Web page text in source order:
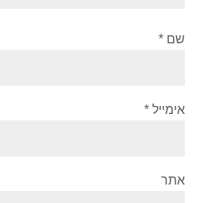
שם *
אימייל *
אתר